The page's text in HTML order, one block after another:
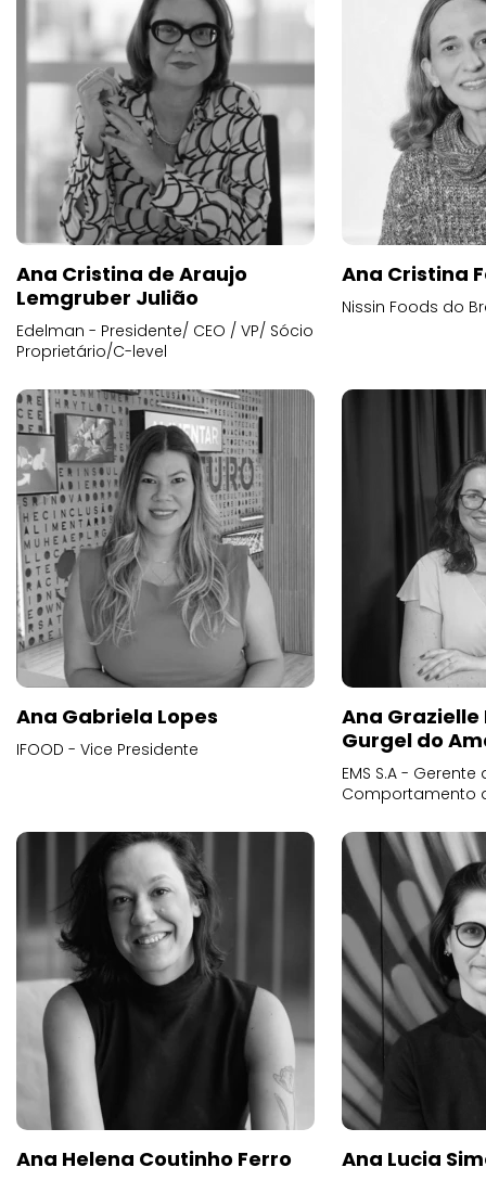
Ana Cristina de Araujo
Lemgruber Julião
Edelman - Presidente/ CEO / VP/ Sócio
Proprietário/C-level
Ana Cristina
Nissin Foods do
Ana Gabriela Lopes
IFOOD - Vice Presidente
Ana
Gurgel do
EMS S.A -
Comportamento
Ana Helena Coutinho Ferro Ana Lucia